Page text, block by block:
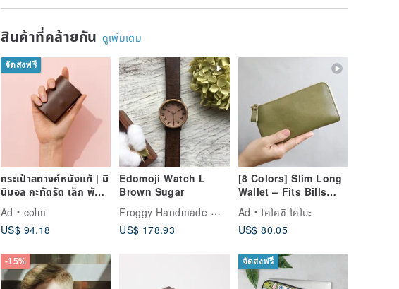
สินค้าที่คล้ายกัน ดูเพิ่มเติม
จัดส่งฟรี
กระเป๋าสตางค์หนังแท้ | มิ
นิมอล กะทัดรัด เล็ก พับ
ฝาด
Ad
colm
US$ 94.18
Edomoji Watch L
Brown Sugar
Froggy Handmade Wrist Watch
US$ 178.93
[8 Colors] Slim Long
Wallet – Fits Bills
Unfolded! Small,
Functional, Easy-to-
Use, Ultra-
High-Quality
Synthetic Leather
Resistant to Water &
Ad
โคโคชิ โคโบะ
US$ 80.05
-15% จัดส่งฟรี